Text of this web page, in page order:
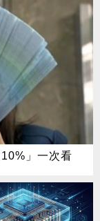
」一次看